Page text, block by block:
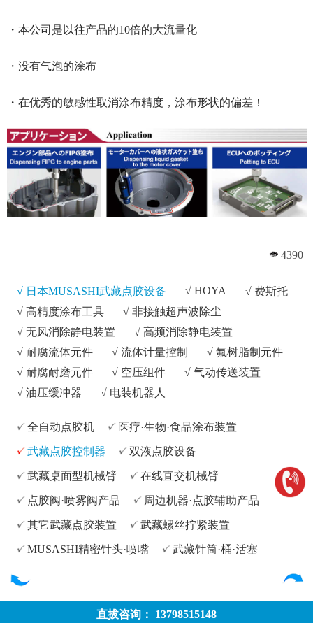
・本公司是以往产品的10倍的大流量化
・没有气泡的涂布
・在优秀的敏感性取消涂布精度，涂布形状的偏差！
4390
√ 日本MUSASHI武藏点胶设备 √ HOYA √ 费斯托
√ 高精度涂布工具 √ 非接触超声波除尘
√ 无风消除静电装置 √ 高频消除静电装置
√ 耐腐流体元件 √ 流体计量控制 √ 氟树脂制元件
√ 耐腐耐磨元件 √ 空压组件 √ 气动传送装置
√ 油压缓冲器 √ 电装机器人
全自动点胶机 医疗·生物·食品涂布装置
武藏点胶控制器 双液点胶设备
武藏桌面型机械臂 在线直交机械臂
点胶阀·喷雾阀产品 周边机器·点胶辅助产品
其它武藏点胶装置 武藏螺丝拧紧装置
MUSASHI精密针头·喷嘴 武藏针筒·桶·活塞
直拔咨询： 13798515148